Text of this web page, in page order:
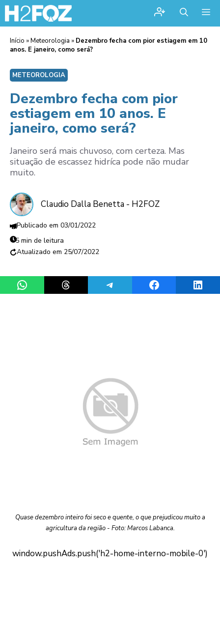
Início »Meteorologia » Dezembro fecha com pior estiagem em 10
anos. E janeiro, como será?
METEOROLOGIA
Dezembro fecha com pior
estiagem em 10 anos. E
janeiro, como será?
Janeiro será mais chuvoso, com certeza. Mas
situação de escassez hidríca pode não mudar
muito.
Claudio Dalla Benetta - H2FOZ
03/01/2022
5 min de leitura
25/07/2022
Share on WhatsAppShare on ThreadsShare on TelegramShare on Facebook
Quase dezembro inteiro foi seco e quente, o que prejudicou muito a
agricultura da região - Foto: Marcos Labanca.